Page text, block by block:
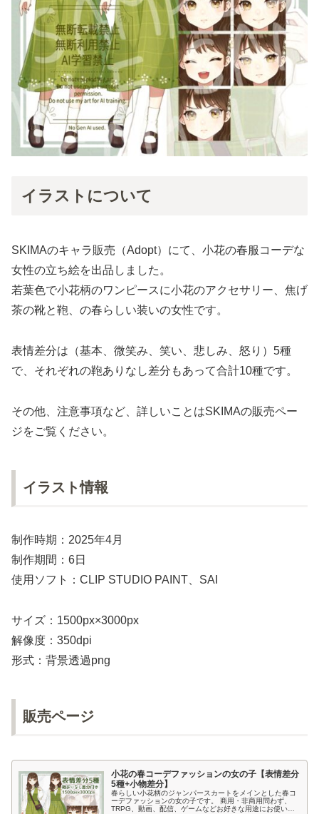
イラストについて
SKIMAのキャラ販売（Adopt）にて、小花の春服コーデな
女性の立ち絵を出品しました。
若葉色で小花柄のワンピースに小花のアクセサリー、焦げ
茶の靴と鞄、の春らしい装いの女性です。
表情差分は（基本、微笑み、笑い、悲しみ、怒り）5種
で、それぞれの鞄ありなし差分もあって合計10種です。
その他、注意事項など、詳しいことはSKIMAの販売ペー
ジをご覧ください。
イラスト情報
制作時期：2025年4月
制作期間：6日
使用ソフト：CLIP STUDIO PAINT、SAI
サイズ：1500px×3000px
解像度：350dpi
形式：背景透過png
販売ページ
小花の春コーデファッションの女の子【表情差分
5種+小物差分】
春らしい小花柄のジャンパースカートをメインとした春コ
ーデファッションの女の子です。 商用・非商用問わず、
TRPG、動画、配信、ゲームなどお好きな用途にお使いい